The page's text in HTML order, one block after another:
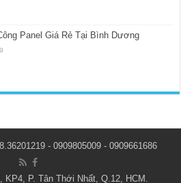
Panel Giá Rẻ Tại Bình Dương
- 0909805009 - 0909661686
P. Tân Thới Nhất, Q.12, HCM.